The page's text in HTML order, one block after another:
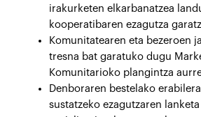
irakurketen elkarbanatzea
kooperatibaren ezagutza
Komunitatearen eta bezeroen
tresna bat garatuko dugu
Komunitarioko plangintza
Denboraren bestelako
sustatzeko ezagutzaren lanketa